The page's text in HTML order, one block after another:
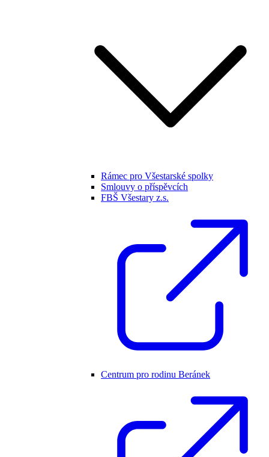
Rámec pro Všestarské spolky
Smlouvy o příspěvcích
FBŠ Všestary z.s.
Centrum pro rodinu Beránek